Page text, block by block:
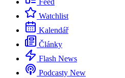
Feed
Watchlist
Kalendář
Články
Flash News
Podcasty New